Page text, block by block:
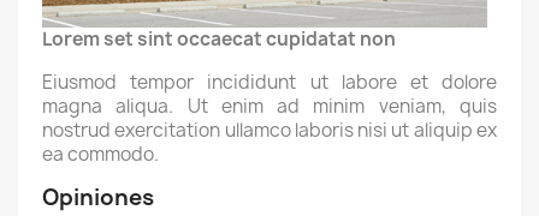
Lorem set sint occaecat cupidatat non
Eiusmod tempor incididunt ut labore et dolore
magna aliqua. Ut enim ad minim veniam, quis
nostrud exercitation ullamco laboris nisi ut aliquip ex
ea commodo.
Opiniones